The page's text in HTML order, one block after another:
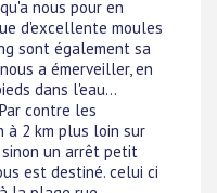
nous pour en
d'excellente moules
sont également sa
a émerveiller, en
dans l'eau...
contre les
à 2 km plus loin sur
un arrêt petit
est destiné. celui ci